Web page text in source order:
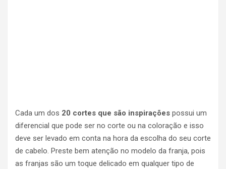
Cada um dos 20 cortes que são inspirações possui um
diferencial que pode ser no corte ou na coloração e isso
deve ser levado em conta na hora da escolha do seu corte
de cabelo. Preste bem atenção no modelo da franja, pois
as franjas são um toque delicado em qualquer tipo de